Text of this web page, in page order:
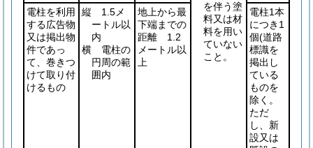
を伴う塗
料又は材
料を用い
ていない
こと。
電柱を利用
する広告物
又は掲出物
件であっ
て、巻きつ
けて取り付
けるもの
縦 1.5メ
ートル以
内
横 電柱の
円周の範
囲内
地上から最
下端までの
距離 1.2
メートル以
上
電柱1本
につき1
個(道路
標識を
掲出し
ている
ものを
除く。
ただ
し、新
設又は